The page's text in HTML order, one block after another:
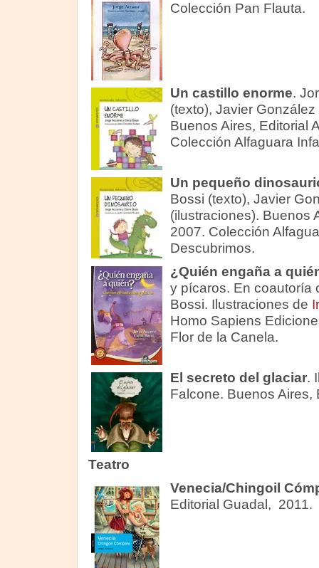
Colección Pan Flauta.
Un castillo enorme.
(texto), Javier
Buenos Aires, Editorial
Colección Alfaguara
Un pequeño
Bossi (texto), Javier
(ilustraciones). Buenos
2007. Colección
Descubrimos.
¿Quién engaña a
y pícaros. En coautoría
Bossi. Ilustraciones de
Homo Sapiens
Flor de la Canela.
El secreto del glaciar.
Falcone. Buenos Aires,
Teatro
Venecia/Chingoil
Editorial Guadal, 2011.